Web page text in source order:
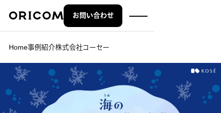
株式会社オリコム ORICOM CO.,LTD.
お問い合わせ
Home事例紹介株式会社コーセー